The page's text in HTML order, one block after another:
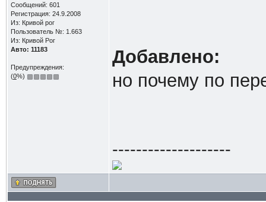
Сообщений: 601
Регистрация: 24.9.2008
Из: Кривой рог
Пользователь №: 1.663
Из: Кривой Рог
Авто: 11183
Предупреждения:
(0%)
Добавлено:
но почему по
--------------------